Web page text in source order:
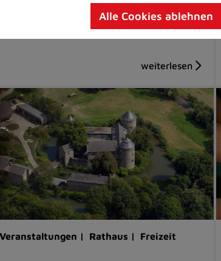
Veranstaltungen | Rathaus | Freizeit
Alle Cookies ablehnen